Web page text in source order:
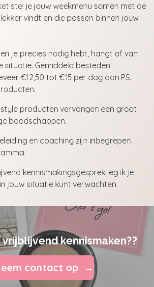
stel je jouw weekmenu samen met de
vindt en die passen binnen jouw
je precies nodig hebt, hangt af van
situatie. Gemiddeld besteden
€12,50 tot €15 per dag aan PS.
producten vervangen een groot
boodschappen.
en coaching zijn inbegrepen
kennismakingsgesprek leg ik je
jouw situatie kunt verwachten.
kennismaken??
contact op →